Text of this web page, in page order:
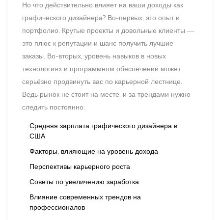
Но что действительно влияет на ваши доходы как
графического дизайнера? Во-первых, это опыт и
портфолио. Крутые проекты и довольные клиенты —
это плюс к репутации и шанс получить лучшие
заказы. Во-вторых, уровень навыков в новых
технологиях и программном обеспечении может
серьёзно продвинуть вас по карьерной лестнице.
Ведь рынок не стоит на месте, и за трендами нужно
следить постоянно.
Средняя зарплата графического дизайнера в
США
Факторы, влияющие на уровень дохода
Перспективы карьерного роста
Советы по увеличению заработка
Влияние современных трендов на
профессионалов